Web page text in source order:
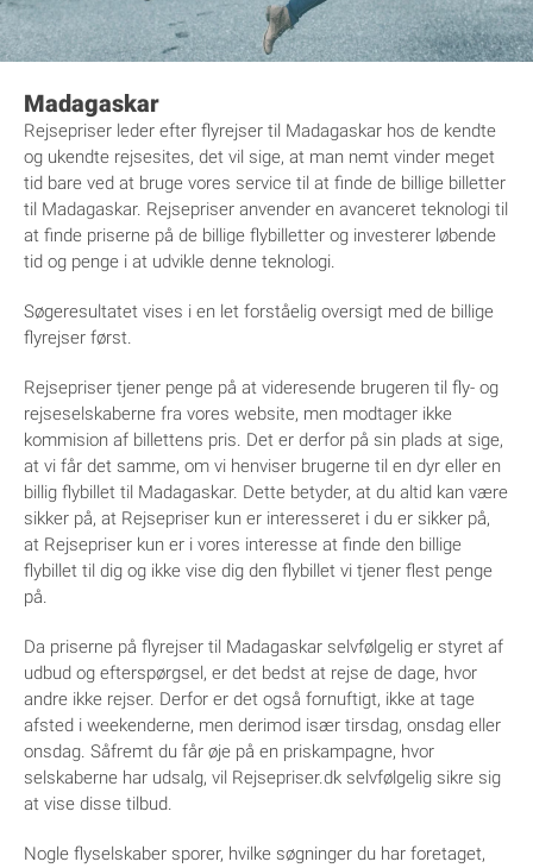
Madagaskar
Rejsepriser leder efter flyrejser til Madagaskar hos de kendte
og ukendte rejsesites, det vil sige, at man nemt vinder meget
tid bare ved at bruge vores service til at finde de billige billetter
til Madagaskar. Rejsepriser anvender en avanceret teknologi til
at finde priserne på de billige flybilletter og investerer løbende
tid og penge i at udvikle denne teknologi.
Søgeresultatet vises i en let forståelig oversigt med de billige
flyrejser først.
Rejsepriser tjener penge på at videresende brugeren til fly- og
rejseselskaberne fra vores website, men modtager ikke
kommision af billettens pris. Det er derfor på sin plads at sige,
at vi får det samme, om vi henviser brugerne til en dyr eller en
billig flybillet til Madagaskar. Dette betyder, at du altid kan være
sikker på, at Rejsepriser kun er interesseret i du er sikker på,
at Rejsepriser kun er i vores interesse at finde den billige
flybillet til dig og ikke vise dig den flybillet vi tjener flest penge
på.
Da priserne på flyrejser til Madagaskar selvfølgelig er styret af
udbud og efterspørgsel, er det bedst at rejse de dage, hvor
andre ikke rejser. Derfor er det også fornuftigt, ikke at tage
afsted i weekenderne, men derimod især tirsdag, onsdag eller
onsdag. Såfremt du får øje på en priskampagne, hvor
selskaberne har udsalg, vil Rejsepriser.dk selvfølgelig sikre sig
at vise disse tilbud.
Nogle flyselskaber sporer, hvilke søgninger du har foretaget,